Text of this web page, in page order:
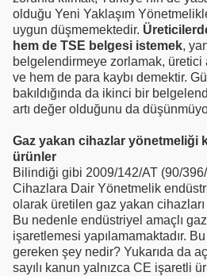
olduğu Yeni Yaklaşım
uygun düşmemektedir.
hem de TSE belgesi istemek,
belgelendirmeye zorlamak, üretici
ve hem de para kaybı demektir.
bakıldığında da ikinci bir
artı değer olduğunu da
Gaz yakan cihazlar yönetmeliği
ürünler
Bilindiği gibi 2009/142/AT (90/
Cihazlara Dair Yönetmelik
olarak üretilen gaz yakan cihazları
Bu nedenle endüstriyel amaçlı
işaretlemesi yapılamamaktadır.
gereken şey nedir? Yukarıda da
sayılı kanun yalnızca CE işaretli